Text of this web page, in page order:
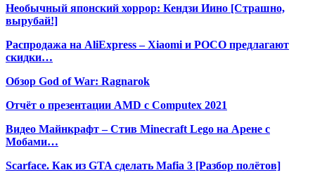
Необычный японский хоррор: Кендзи Иино [Страшно,
вырубай!]
Распродажа на AliExpress – Xiaomi и POCO предлагают
скидки…
Обзор God of War: Ragnarok
Отчёт о презентации AMD с Computex 2021
Видео Майнкрафт – Стив Minecraft Lego на Арене с
Мобами…
Scarface. Как из GTA сделать Mafia 3 [Разбор полётов]